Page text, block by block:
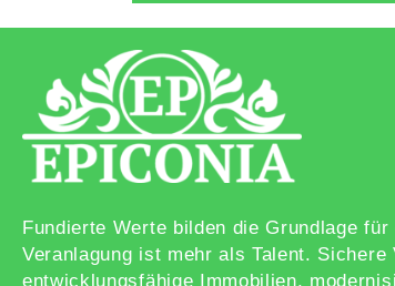
Fundierte Werte bilden die Grundlage
Veranlagung ist mehr als Talent.
entwicklungsfähige Immobilien,